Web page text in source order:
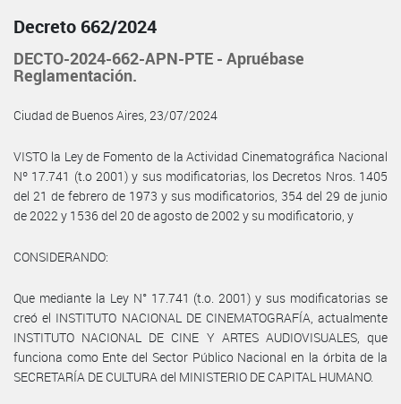
Decreto 662/2024
DECTO-2024-662-APN-PTE - Apruébase
Reglamentación.
Ciudad de Buenos Aires, 23/07/2024
VISTO la Ley de Fomento de la Actividad Cinematográfica Nacional
Nº 17.741 (t.o 2001) y sus modificatorias, los Decretos Nros. 1405
del 21 de febrero de 1973 y sus modificatorios, 354 del 29 de junio
de 2022 y 1536 del 20 de agosto de 2002 y su modificatorio, y
CONSIDERANDO:
Que mediante la Ley N° 17.741 (t.o. 2001) y sus modificatorias se
creó el INSTITUTO NACIONAL DE CINEMATOGRAFÍA, actualmente
INSTITUTO NACIONAL DE CINE Y ARTES AUDIOVISUALES, que
funciona como Ente del Sector Público Nacional en la órbita de la
SECRETARÍA DE CULTURA del MINISTERIO DE CAPITAL HUMANO.